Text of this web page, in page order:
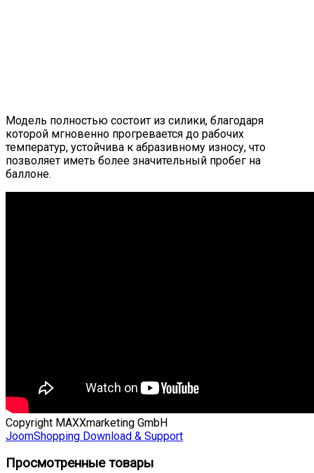
Модель полностью состоит из силики, благодаря
которой мгновенно прогревается до рабочих
температур, устойчива к абразивному износу, что
позволяет иметь более значительный пробег на
баллоне.
Copyright MAXXmarketing GmbH
JoomShopping Download & Support
Просмотренные товары